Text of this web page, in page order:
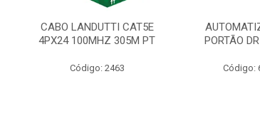
CABO LANDUTTI CAT5E
4PX24 100MHZ 305M PT
Código: 2463
PORTÃO
Código: